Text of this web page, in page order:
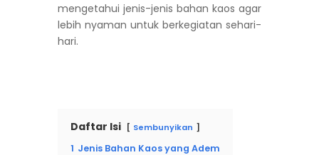
mengetahui jenis-jenis bahan kaos agar
lebih nyaman untuk berkegiatan sehari-
hari.
Daftar Isi Sembunyikan
1 Jenis Bahan Kaos yang Adem